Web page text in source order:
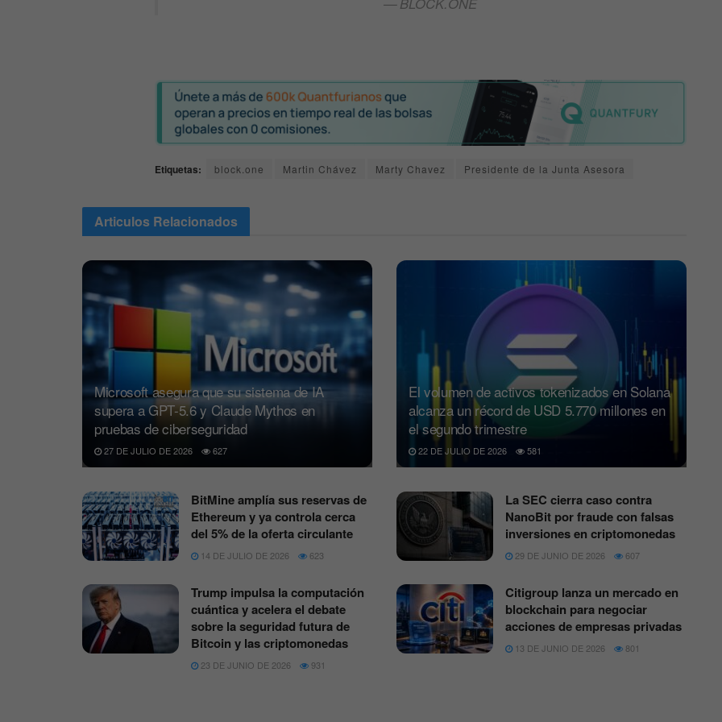
Etiquetas: block.one Martin Chávez Marty Chavez Presidente de la Junta Asesora
Articulos Relacionados
Microsoft asegura que su sistema de IA
supera a GPT-5.6 y Claude Mythos en
pruebas de ciberseguridad
27 DE JULIO DE 2026 627
El volumen de activos tokenizados en Solana
alcanza un récord de USD 5.770 millones en
el segundo trimestre
22 DE JULIO DE 2026 581
BitMine amplía sus reservas de
Ethereum y ya controla cerca
del 5% de la oferta circulante
14 DE JULIO DE 2026 623
La SEC cierra caso contra
NanoBit por fraude con falsas
inversiones en criptomonedas
29 DE JUNIO DE 2026 607
Trump impulsa la computación
cuántica y acelera el debate
sobre la seguridad futura de
Bitcoin y las criptomonedas
23 DE JUNIO DE 2026 931
Citigroup lanza un mercado en
blockchain para negociar
acciones de empresas privadas
13 DE JUNIO DE 2026 801